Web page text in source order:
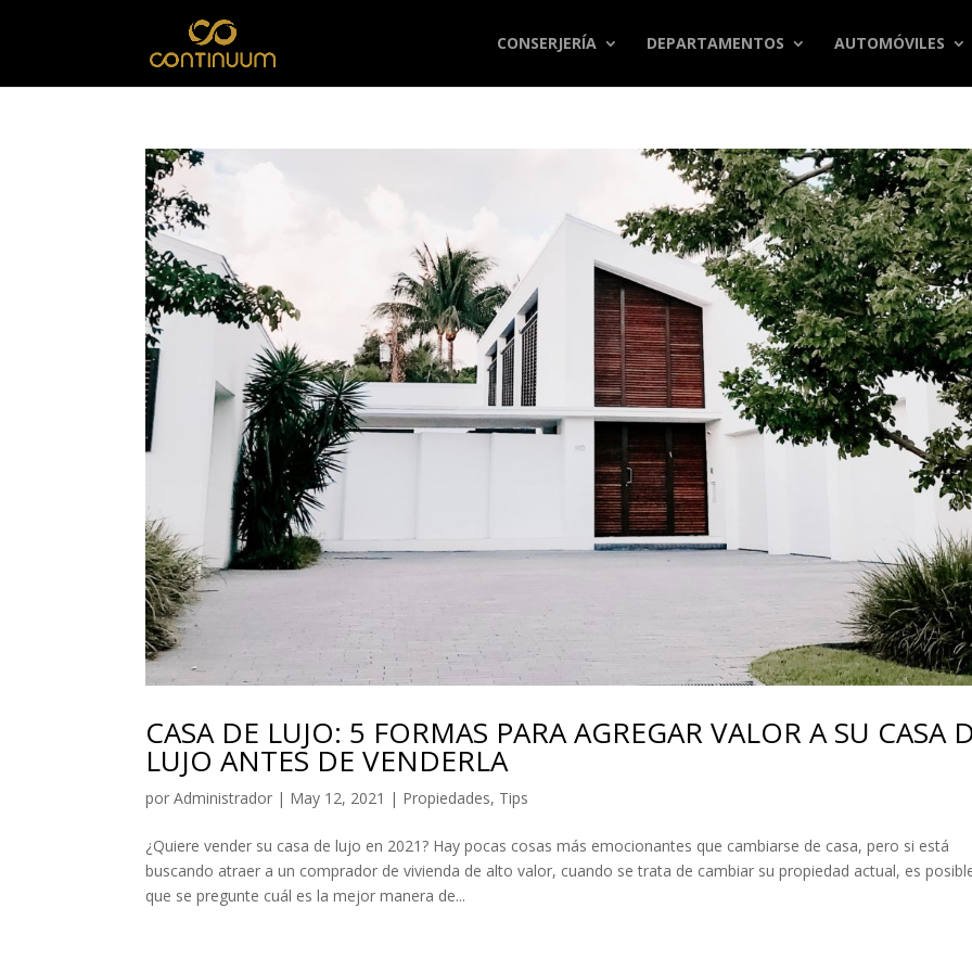
CONSERJERÍA DEPARTAMENTOS AUTOMÓVILES
CASA DE LUJO: 5 FORMAS PARA AGREGAR VALOR A SU CASA
LUJO ANTES DE VENDERLA
porAdministrador | May 12, 2021 | Propiedades, Tips
¿Quiere vender su casa de lujo en 2021? Hay pocas cosas más emocionantes que cambiarse de casa, pero si está
buscando atraer a un comprador de vivienda de alto valor, cuando se trata de cambiar su propiedad actual, es
que se pregunte cuál es la mejor manera de...